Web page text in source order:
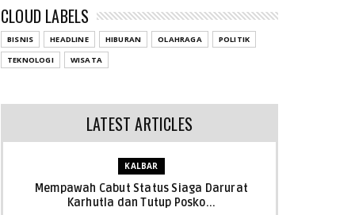
CLOUD LABELS
BISNIS HEADLINE HIBURAN OLAHRAGA
POLITIK
TEKNOLOGI
WISATA
LATEST ARTICLES
KALBAR
Mempawah Cabut Status Siaga Darurat
Karhutla dan Tutup Posko...